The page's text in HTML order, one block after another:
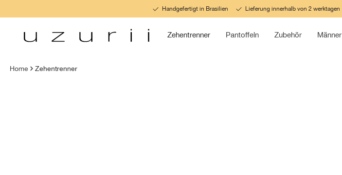
Handgefertigt in Brasilien Lieferung innerhalb von 2 werktagen
Zehentrenner Pantoffeln Zubehör Männer
Home Zehentrenner